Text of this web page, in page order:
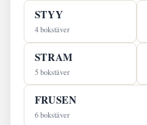
STYY
4 bokstäver
STRAM
5 bokstäver
FRUSEN
6 bokstäver